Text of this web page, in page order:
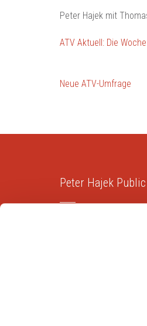
Peter Hajek mit
ATV Aktuell: Die
Neue ATV-Umfrage
Peter Hajek
Markt- und
und Non-Profit-